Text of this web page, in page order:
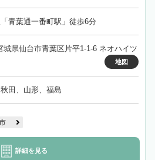
青葉通一番町駅」徒歩6分
城県仙台市青葉区片平1-1-6 ネオハイツ
地図
田、山形、福島
詳細を見る